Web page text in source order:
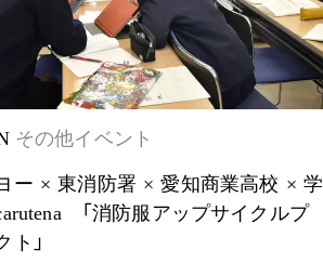
その他イベント
ー × 東消防署 × 愛知商業高校 × 学
「消防服アップサイクルプ
ト」